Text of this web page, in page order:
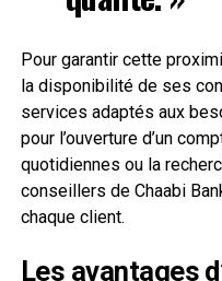
Pour garantir cette
la disponibilité de ses
services adaptés aux
pour l’ouverture d’un
quotidiennes ou la
conseillers de Chaabi
chaque client.
Les avantages